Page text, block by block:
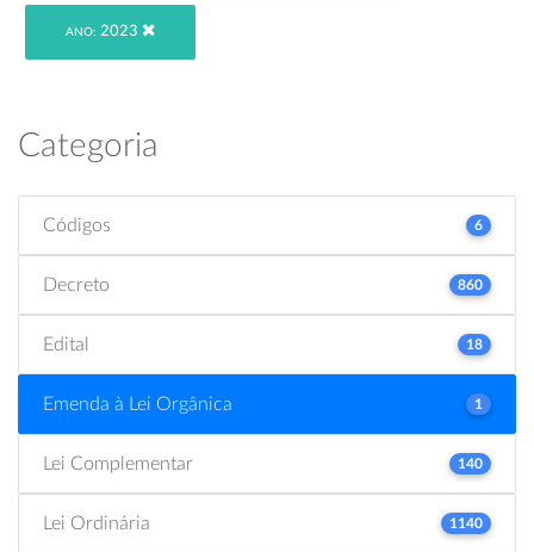
ANO: 2023
Categoria
Códigos 6
Decreto 860
Edital 18
Emenda à Lei Orgânica 1
Lei Complementar 140
Lei Ordinária 1140